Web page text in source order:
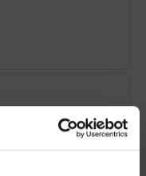
entregue em 48
Continental para